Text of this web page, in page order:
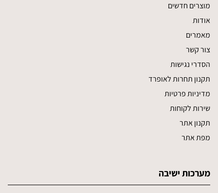
מוצרים חדשים
אודות
מאמרים
צור קשר
הסדרי נגישות
תקנון תחרות לאופרד
מדיניות פרטיות
שירות לקוחות
תקנון אתר
מפת אתר
מערכות ישיבה